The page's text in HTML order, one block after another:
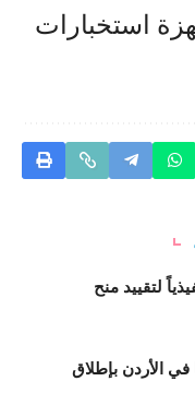
استخبارات
لتقييد منح
الأردن بإطلاق